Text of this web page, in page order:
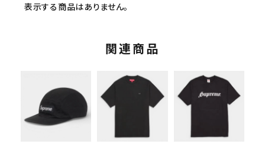
表示する商品はありません。
関連商品